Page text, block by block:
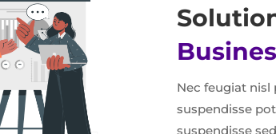
Nec feugiat
suspendisse
suspendisse